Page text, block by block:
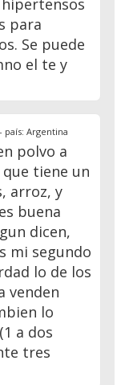
para
Se puede
el te y
país: Argentina
polvo a
tiene un
arroz, y
buena
dicen,
mi segundo
lo de los
venden
lo
a dos
tres